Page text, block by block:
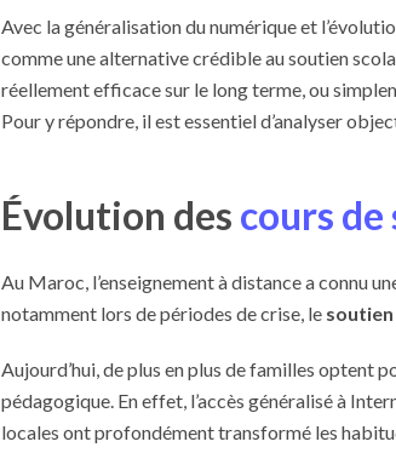
Avec la généralisation du numérique et
comme une alternative crédible au soutien
réellement efficace sur le long terme, ou
Pour y répondre, il est essentiel d’analyser
Évolution des cours
Au Maroc, l’enseignement à distance a connu
notamment lors de périodes de crise, le
Aujourd’hui, de plus en plus de familles optent
pédagogique. En effet, l’accès généralisé à
locales ont profondément transformé les